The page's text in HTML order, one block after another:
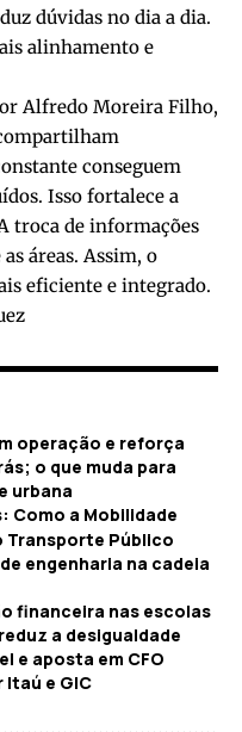
dúvidas no dia a dia.
alinhamento e
Alfredo Moreira Filho,
conseguem
Isso fortalece a
troca de informações
áreas. Assim, o
eficiente e integrado.
operação e reforça
o que muda para
urbana
Como a Mobilidade
Transporte Público
engenharia na cadeia
financeira nas escolas
a desigualdade
e aposta em CFO
e GIC